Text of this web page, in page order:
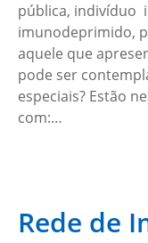
pública, indivíduo
imunodeprimido,
aquele que
pode ser
especiais? Estão
com:…
Rede de